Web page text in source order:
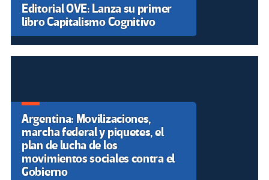
Editorial OVE: Lanza su primer
libro Capitalismo Cognitivo
Argentina: Movilizaciones,
marcha federal y piquetes, el
plan de lucha de los
movimientos sociales contra el
Gobierno